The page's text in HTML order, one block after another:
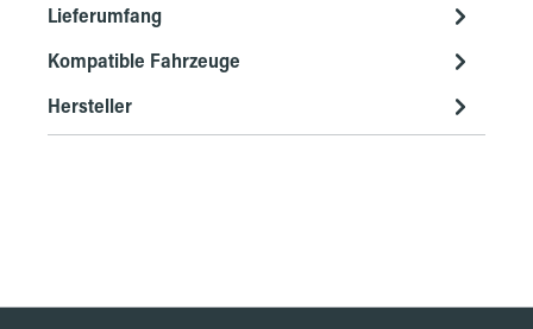
Lieferumfang
Kompatible Fahrzeuge
Hersteller